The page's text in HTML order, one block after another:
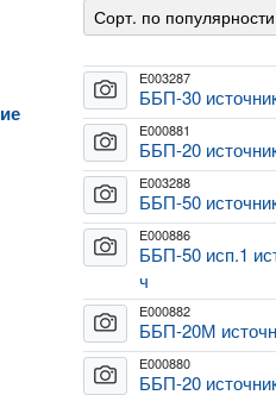
Сорт. по популярности
camera E003287
ББП-30
camera E000881
ББП-20
camera E003288
ББП-50
camera E000886
ББП-50 исп.1
ч
camera E000882
ББП-20М
camera E000880
ББП-20